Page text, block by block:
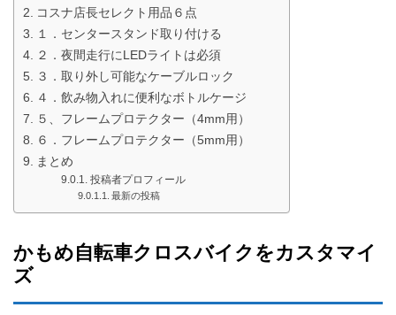
コスナ店長セレクト用品６点
１．センタースタンド取り付ける
２．夜間走行にLEDライトは必須
３．取り外し可能なケーブルロック
４．飲み物入れに便利なボトルケージ
５、フレームプロテクター（4mm用）
６．フレームプロテクター（5mm用）
まとめ
投稿者プロフィール
最新の投稿
かもめ自転車クロスバイクをカスタマイ
ズ